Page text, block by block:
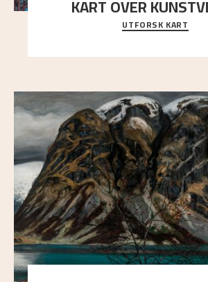
KART OVER
Utforsk stedene og utsiktene i
UTFORSK KART